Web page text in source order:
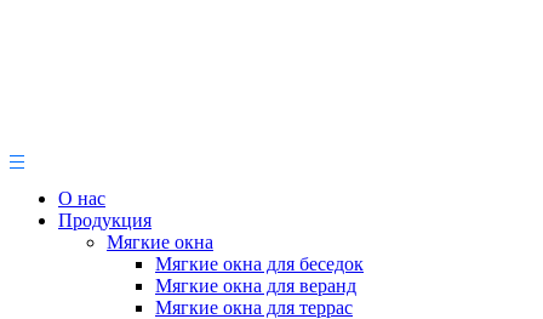
О нас
Продукция
Мягкие окна
Мягкие окна для беседок
Мягкие окна для веранд
Мягкие окна для террас